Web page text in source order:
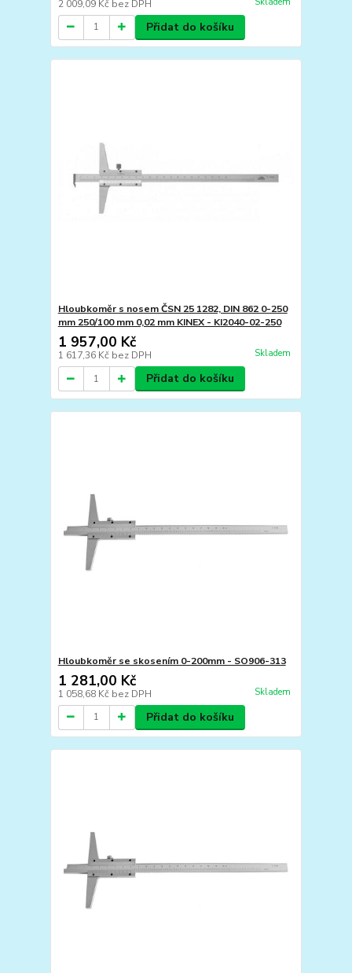
2 009,09 Kč bez DPH
Přidat do košíku
Hloubkoměr s nosem ČSN 25 1282, DIN 862 0-250
mm 250/100 mm 0,02 mm KINEX - KI2040-02-250
1 957,00 Kč
1 617,36 Kč bez DPH Skladem
Přidat do košíku
Hloubkoměr se skosením 0-200mm - SO906-313
1 281,00 Kč
1 058,68 Kč bez DPH Skladem
Přidat do košíku